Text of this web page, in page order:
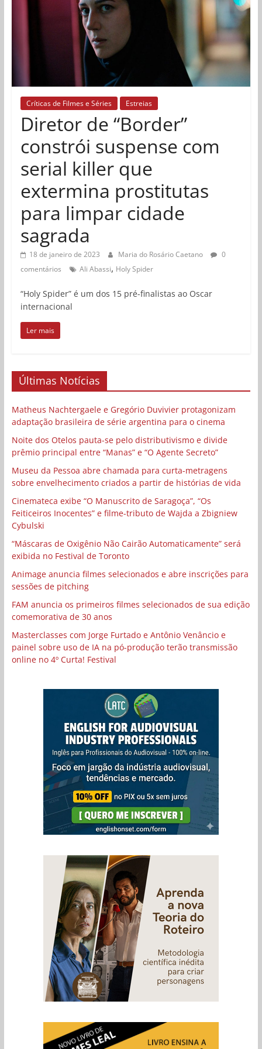
Críticas de Filmes e Séries Estreias
Diretor de “Border”
constrói suspense com
serial killer que
extermina prostitutas
para limpar cidade
sagrada
18 de janeiro de 2023 Maria do Rosário Caetano
0
comentários
Ali Abassi, Holy Spider
“Holy Spider” é um dos 15 pré-finalistas ao Oscar
internacional
Ler mais
Últimas Notícias
Matheus Nachtergaele e Gregório Duvivier protagonizam
adaptação brasileira de série argentina para o cinema
Noite dos Otelos pauta-se pelo distributivismo e divide
prêmio principal entre “Manas” e “O Agente Secreto”
Museu da Pessoa abre chamada para curta-metragens
sobre envelhecimento criados a partir de histórias de vida
Cinemateca exibe “O Manuscrito de Saragoça”, “Os
Feiticeiros Inocentes” e filme-tributo de Wajda a Zbigniew
Cybulski
“Máscaras de Oxigênio Não Cairão Automaticamente” será
exibida no Festival de Toronto
Animage anuncia filmes selecionados e abre inscrições para
sessões de pitching
FAM anuncia os primeiros filmes selecionados de sua edição
comemorativa de 30 anos
Masterclasses com Jorge Furtado e Antônio Venâncio e
painel sobre uso de IA na pó-produção terão transmissão
online no 4º Curta! Festival